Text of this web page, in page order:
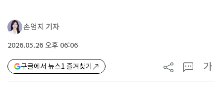
손엄지 기자
2026.05.26 오후 06:06
구글에서 뉴스1 즐겨찾기 가